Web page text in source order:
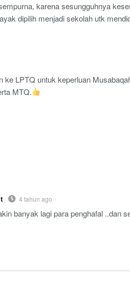
karena sesungguhnya
dipilih menjadi sekolah utk
ke LPTQ untuk keperluan
MTQ.
4 tahun ago
banyak lagi para penghafal ..dan